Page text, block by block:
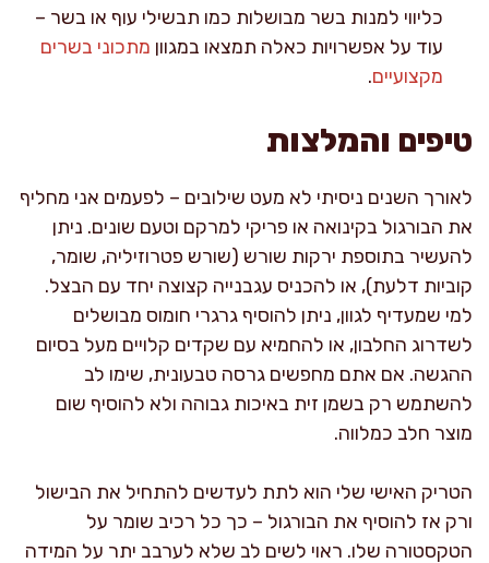
כליווי למנות בשר מבושלות כמו תבשילי עוף או בשר –
עוד על אפשרויות כאלה תמצאו במגוון מתכוני בשרים
מקצועיים.
טיפים והמלצות
לאורך השנים ניסיתי לא מעט שילובים – לפעמים אני מחליף
את הבורגול בקינואה או פריקי למרקם וטעם שונים. ניתן
להעשיר בתוספת ירקות שורש (שורש פטרוזיליה, שומר,
קוביות דלעת), או להכניס עגבנייה קצוצה יחד עם הבצל.
למי שמעדיף לגוון, ניתן להוסיף גרגרי חומוס מבושלים
לשדרוג החלבון, או להחמיא עם שקדים קלויים מעל בסיום
ההגשה. אם אתם מחפשים גרסה טבעונית, שימו לב
להשתמש רק בשמן זית באיכות גבוהה ולא להוסיף שום
מוצר חלב כמלווה.
הטריק האישי שלי הוא לתת לעדשים להתחיל את הבישול
ורק אז להוסיף את הבורגול – כך כל רכיב שומר על
הטקסטורה שלו. ראוי לשים לב שלא לערבב יתר על המידה